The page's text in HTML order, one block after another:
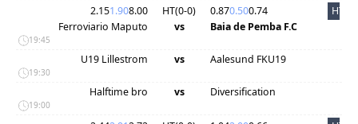
2.151.908.00 HT(0-0) 0.870.500.74
HT
Ferroviario Maputo
vs Baia de Pemba F.C
19:45
U19 Lillestrom vs Aalesund FKU19
19:30
Halftime bro vs Diversification
19:00